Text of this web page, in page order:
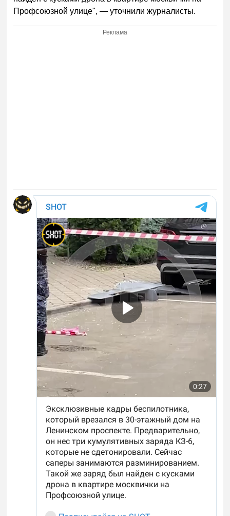
Профсоюзной улице", — уточнили журналисты.
Реклама